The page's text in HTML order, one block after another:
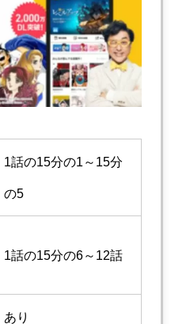
1話の15分の1～15分
の5
1話の15分の6～12話
あり